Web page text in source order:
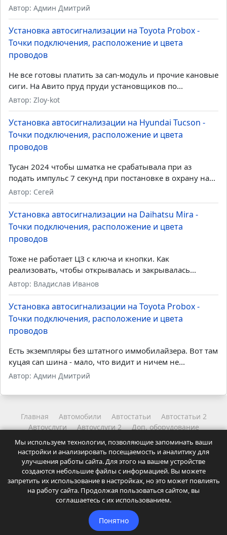
Автор: Админ Дмитрий
Установка автосигнализации на Toyota Probox -
Точки подключения, расположение и цвета
проводов
Не все готовы платить за can-модуль и прочие кановые
сиги. На Авито пруд пруди установщиков по...
Автор: Zloy-kot
Установка автосигнализации на Hyundai Tucson -
Точки подключения, расположение и цвета
проводов
Тусан 2024 чтобы шматка не срабатывала при аз
подать импульс 7 секунд при постановке в охрану на...
Автор: Сегей
Установка автосигнализации на Daihatsu Mira -
Точки подключения, расположение и цвета
проводов
Тоже не работает ЦЗ с ключа и кнопки. Как
реализовать, чтобы открывалась и закрывалась...
Автор: Владислав Иванов
Установка автосигнализации на Toyota Probox -
Точки подключения, расположение и цвета
проводов
Есть экземпляры без штатного иммобилайзера. Вот там
куцая can шина - мало, что видит и ничем не...
Автор: Админ Дмитрий
Главная Автомобили Автостатьи
Автостатьи 2
Автоуслуги
Автоуслуги 2
Доп. оборудование
Координаты администрации
Карта сайта
Точки подключения и карты установок автосигнализаций.
Статьи и советы для автолюбителей.
Посещая сайт Вы соглашаетесь сПолитикой
конфиденциальностинашего ресурса.
© 2009-2026Autosiga.ru
Мы используем технологии, позволяющие запоминать ваши
настройки и анализировать посещаемость и аналитику для
улучшения работы сайта. Для этого на вашем устройстве
создаются небольшие файлы с информацией. Вы можете
запретить их использование в настройках, но это может повлиять
на работу сайта. Продолжая пользоваться сайтом, вы
соглашаетесь с их использованием.
Понятно